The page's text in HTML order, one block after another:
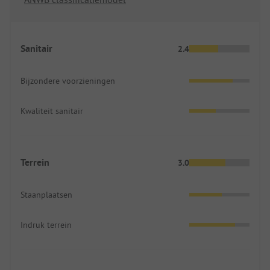
Sanitair 2.4
Bijzondere voorzieningen
Kwaliteit sanitair
Terrein 3.0
Staanplaatsen
Indruk terrein